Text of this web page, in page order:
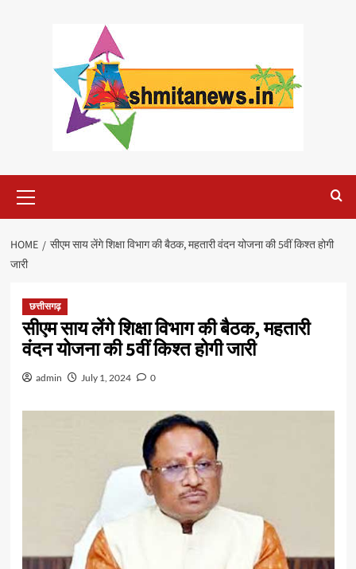
Menu
HOME
सीएम साय लेंगे शिक्षा विभाग की बैठक, महतारी वंदन योजना की 5वीं किश्त होगी
जारी
छत्तीसगढ़
सीएम साय लेंगे शिक्षा विभाग की बैठक, महतारी
वंदन योजना की 5वीं किश्त होगी जारी
admin July 1, 2024 0